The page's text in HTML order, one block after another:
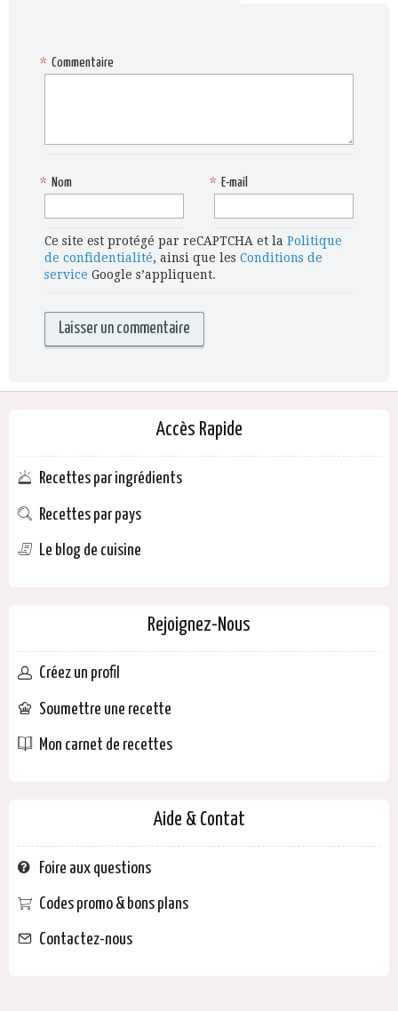
Commentaire
*
Nom
* E-mail
*
Ce site est protégé par reCAPTCHA et la Politique
de confidentialité, ainsi que les Conditions de
service Google s’appliquent.
Accès Rapide
Recettes par ingrédients
Recettes par pays
Le blog de cuisine
Rejoignez-Nous
Créez un profil
Soumettre une recette
Mon carnet de recettes
Aide & Contat
Foire aux questions
Codes promo & bons plans
Contactez-nous